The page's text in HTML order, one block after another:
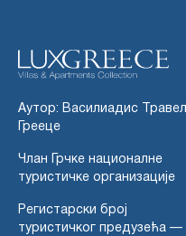
Аутор: Василиадис Травел
Грееце
Члан Грчке националне
туристичке организације
Регистарски број
туристичког предузећа —